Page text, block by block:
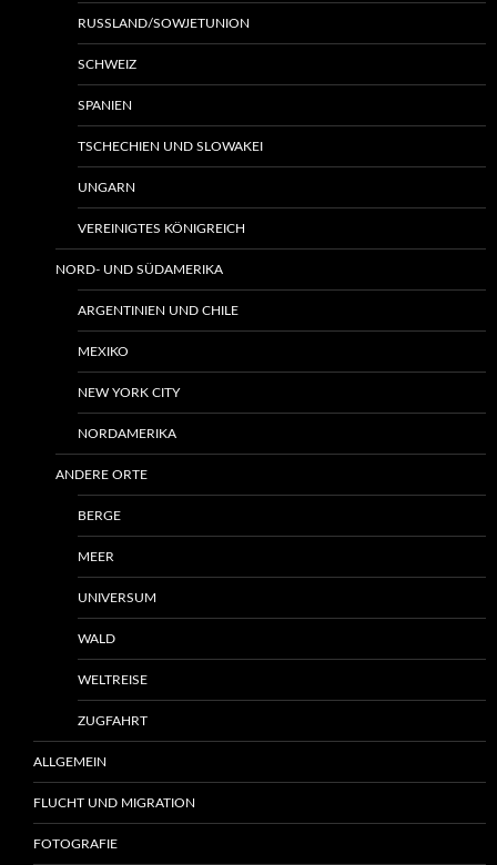
RUSSLAND/SOWJETUNION
SCHWEIZ
SPANIEN
TSCHECHIEN UND SLOWAKEI
UNGARN
VEREINIGTES KÖNIGREICH
NORD- UND SÜDAMERIKA
ARGENTINIEN UND CHILE
MEXIKO
NEW YORK CITY
NORDAMERIKA
ANDERE ORTE
BERGE
MEER
UNIVERSUM
WALD
WELTREISE
ZUGFAHRT
ALLGEMEIN
FLUCHT UND MIGRATION
FOTOGRAFIE